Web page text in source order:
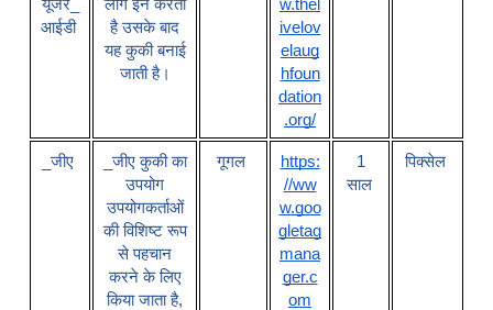
यूजर_
आईडी
लॉग इन करता
है उसके बाद
यह कुकी बनाई
जाती है।
w.thel
ivelov
elaug
hfoun
dation
.org/
_जीए _जीए कुकी का
उपयोग
उपयोगकर्ताओं
की विशिष्ट रूप
से पहचान
करने के लिए
किया जाता है,
गूगल
https:
//ww
w.goo
gletag
mana
ger.c
om
1
साल
पिक्सेल